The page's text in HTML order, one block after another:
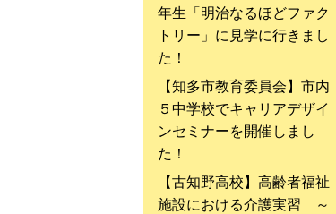
年生「明治なるほどファク
トリー」に見学に行きまし
た！
【知多市教育委員会】市内
５中学校でキャリアデザイ
ンセミナーを開催しまし
た！
【古知野高校】高齢者福祉
施設における介護実習 ～